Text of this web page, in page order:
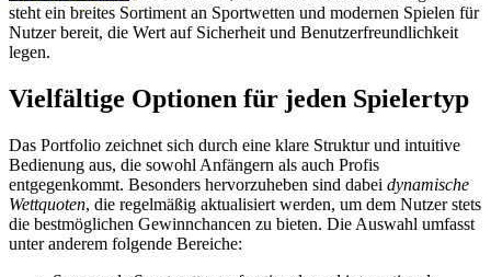
steht ein breites Sortiment an Sportwetten und modernen Spielen für
Nutzer bereit, die Wert auf Sicherheit und Benutzerfreundlichkeit
legen.
Vielfältige Optionen für jeden Spielertyp
Das Portfolio zeichnet sich durch eine klare Struktur und intuitive
Bedienung aus, die sowohl Anfängern als auch Profis
entgegenkommt. Besonders hervorzuheben sind dabei dynamische
Wettquoten, die regelmäßig aktualisiert werden, um dem Nutzer stets
die bestmöglichen Gewinnchancen zu bieten. Die Auswahl umfasst
unter anderem folgende Bereiche: